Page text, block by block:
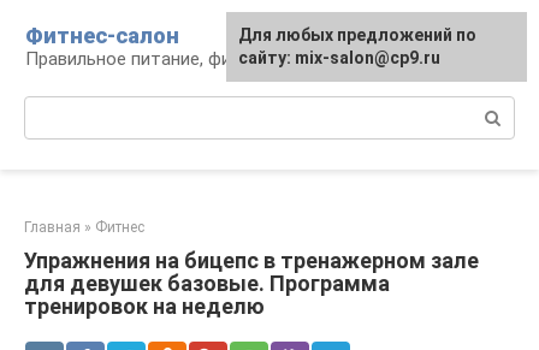
контенту
Фитнес-салон
Правильное питание, фитнес, образ жизни
Главная » Фитнес
Упражнения на бицепс в тренажерном зале
для девушек базовые. Программа
тренировок на неделю
Для любых предложений по
сайту: mix-salon@cp9.ru